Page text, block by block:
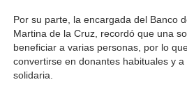
Por su parte, la encargada del Banco
Martina de la Cruz, recordó que una
beneficiar a varias personas, por lo
convertirse en donantes habituales y
solidaria.